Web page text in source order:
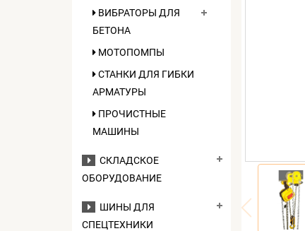
ВИБРАТОРЫ ДЛЯ
БЕТОНА
МОТОПОМПЫ
СТАНКИ ДЛЯ ГИБКИ
АРМАТУРЫ
ПРОЧИСТНЫЕ
МАШИНЫ
СКЛАДСКОЕ
ОБОРУДОВАНИЕ
ШИНЫ ДЛЯ
СПЕЦТЕХНИКИ